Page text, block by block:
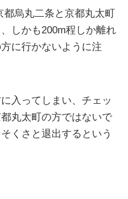
烏丸二条と京都丸太町
しかも200m程しか離れ
に行かないように注
入ってしまい、チェッ
丸太町の方ではないで
くさと退出するという